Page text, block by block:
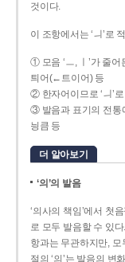
것이다.
이 조항에서는 ‘ㅢ’로
① 모음 ‘ㅡ, ㅣ’가 줄
틔어(←트이어) 등
② 한자어이므로 ‘ㅢ’
③ 발음과 표기의 전통
닁큼 등
더 알아보기
‘의’의 발음
‘의사의 책임’에서 첫
로 모두 발음할 수 있
항과는 무관하지만, 모
절의 ‘의’는 발음의 변